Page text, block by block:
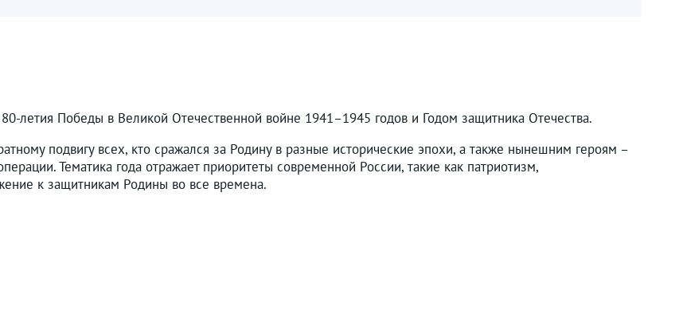
летия Победы в Великой Отечественной войне 1941–1945 годов и Годом защитника Отечества.
подвигу всех, кто сражался за Родину в разные исторические эпохи, а также нынешним героям –
Тематика года отражает приоритеты современной России, такие как патриотизм,
к защитникам Родины во все времена.